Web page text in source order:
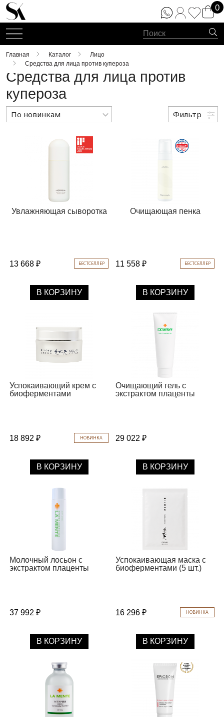
0
Главная Каталог
Лицо
Средства для лица против купероза
Средства для лица против
купероза
По новинкам
По популярности
По возрастанию цены
Фильтр
БЕСТСЕЛЛЕР
Увлажняющая сыворотка
13 668 ₽
В КОРЗИНУ
БЕСТСЕЛЛЕР
Очищающая пенка
11 558 ₽
В КОРЗИНУ
НОВИНКА
Успокаивающий крем с
биоферментами
18 892 ₽
В КОРЗИНУ
Очищающий гель с
экстрактом плаценты
29 022 ₽
В КОРЗИНУ
Молочный лосьон с
экстрактом плаценты
37 992 ₽
В КОРЗИНУ
НОВИНКА
Успокаивающая маска с
биоферментами (5 шт.)
16 296 ₽
В КОРЗИНУ